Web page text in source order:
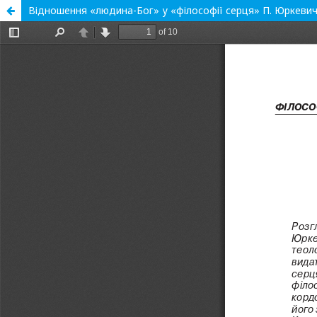
Відношення «людина-Бог» у «філософії серця» П.